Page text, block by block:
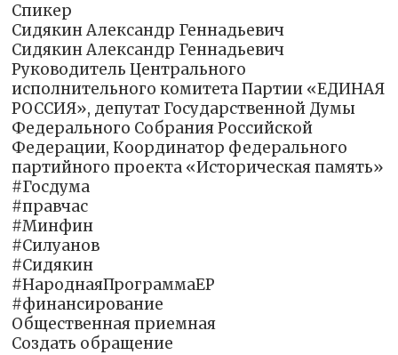
Спикер
Сидякин Александр Геннадьевич
Сидякин Александр Геннадьевич
Руководитель Центрального
исполнительного комитета Партии «ЕДИНАЯ
РОССИЯ», депутат Государственной Думы
Федерального Собрания Российской
Федерации, Координатор федерального
партийного проекта «Историческая память»
#Госдума
#правчас
#Минфин
#Силуанов
#Сидякин
#НароднаяПрограммаЕР
#финансирование
Общественная приемная
Создать обращение